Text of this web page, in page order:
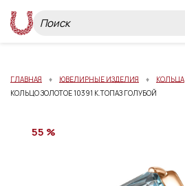
ГЛАВНАЯ ЮВЕЛИРНЫЕ ИЗДЕЛИЯ
КОЛЬЦА
КОЛЬЦО ЗОЛОТОЕ 10391 К.ТОПАЗ ГОЛУБОЙ
55 %